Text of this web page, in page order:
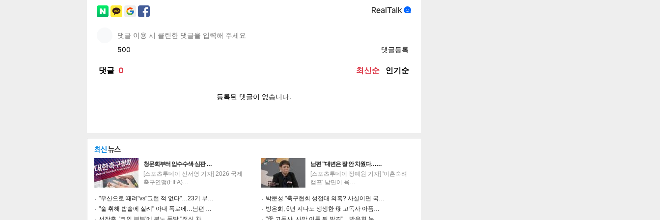
기
트위 카카 인쇄 목록
청문회부터 압수수색·심판 …
[스포츠투데이 신서영 기자] 2026 국제
축구연맹(FIFA)…
"우산으로 때려"vs"그런 적 없다"…23기 부…
"술 취해 밥솥에 실례" 아내 폭로에…남편 …
남편 "대변은 잘 안 치웠다……
[스포츠투데이 정예원 기자] '이혼숙려
캠프' 남편이 육…
박문성 "축구협회 성접대 의혹? 사실이면 국…
방은희, 6년 지나도 생생한 母 고독사 아픔…